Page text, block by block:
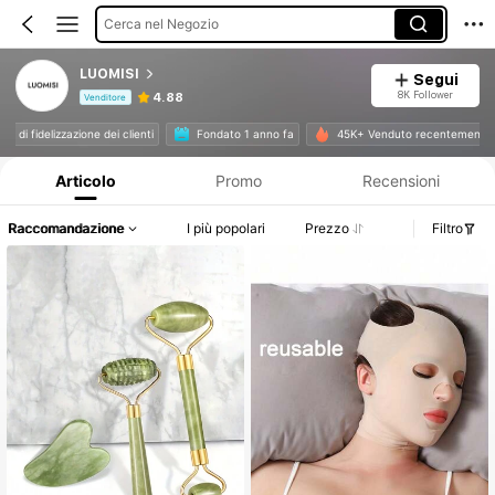
Cerca nel Negozio
LUOMISI
Venditore 4.88
Segui
8K Follower
di fidelizzazione dei clienti Fondato 1 anno fa 45K+ Venduto Informazioni sul prodotto: Comunicazione del prezzo, dettagli su vendite e disponibilità.
Articolo Promo Recensioni
Raccomandazione I più popolari Prezzo Filtro